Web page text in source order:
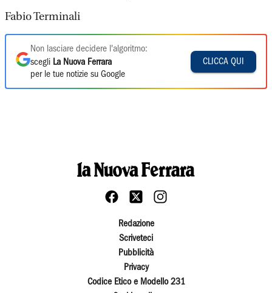
Fabio Terminali
Non lasciare decidere l'algoritmo:
scegli La Nuova Ferrara
per le tue notizie su Google
CLICCA QUI
Redazione
Scriveteci
Pubblicità
Privacy
Codice Etico e Modello 231